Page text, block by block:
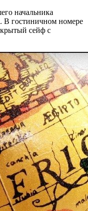
начальника
В гостиничном номере
сейф с